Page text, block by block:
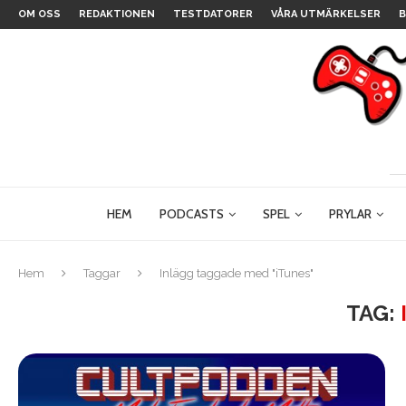
OM OSS REDAKTIONEN TESTDATORER VÅRA UTMÄRKELSER
HEM PODCASTS SPEL PRYLAR
Hem Taggar Inlägg taggade med "iTunes"
TAG: